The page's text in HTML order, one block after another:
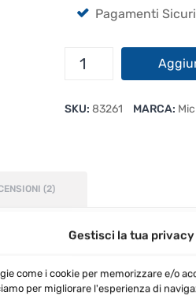
Gestisci la tua privacy
come i cookie per memorizzare e/o
per migliorare l'esperienza di
Pagamenti Sicuri
Microset
Alimentatore
SKU: 83261 MARCA:
(2)
qualità, progettato per
di applicazioni, sia